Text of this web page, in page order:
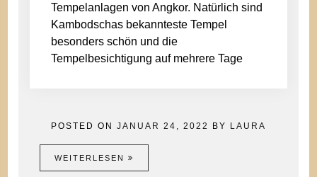
Tempelanlagen von Angkor. Natürlich sind
Kambodschas bekannteste Tempel
besonders schön und die
Tempelbesichtigung auf mehrere Tage
POSTED ON JANUAR 24, 2022 BY LAURA
WEITERLESEN